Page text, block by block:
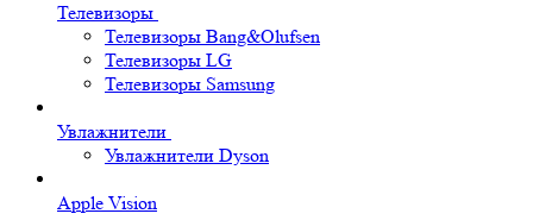
Телевизоры
Телевизоры Bang&Olufsen
Телевизоры LG
Телевизоры Samsung
Увлажнители
Увлажнители Dyson
Apple Vision